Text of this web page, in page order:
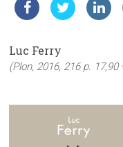
Luc Ferry
(Plon, 2016, 216 p. 17,90